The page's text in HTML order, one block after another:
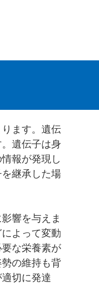
ます。遺伝
遺伝子は身
報が発現し
継承した場
響を与えま
よって変動
な栄養素が
の維持も背
切に発達